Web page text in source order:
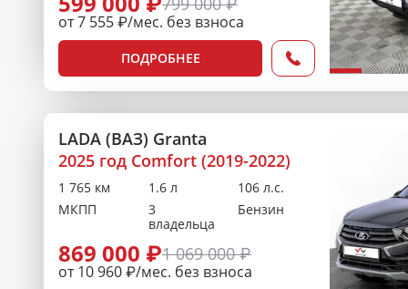
от 7 555 ₽/мес. без взноса
ПОДРОБНЕЕ
LADA (ВАЗ) Granta
2025 год Comfort (2019-2022)
1 765 км 1.6 л
106 л.с.
МКПП
3
владельца
Бензин
869 000 ₽1 069 000 ₽
от 10 960 ₽/мес. без взноса